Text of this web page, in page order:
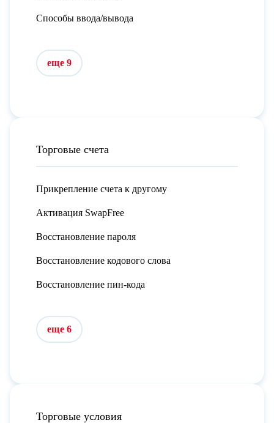
Способы ввода/вывода
еще 9
Торговые счета
Прикрепление счета к другому
Активация SwapFree
Восстановление пароля
Восстановление кодового слова
Восстановление пин-кода
еще 6
Торговые условия